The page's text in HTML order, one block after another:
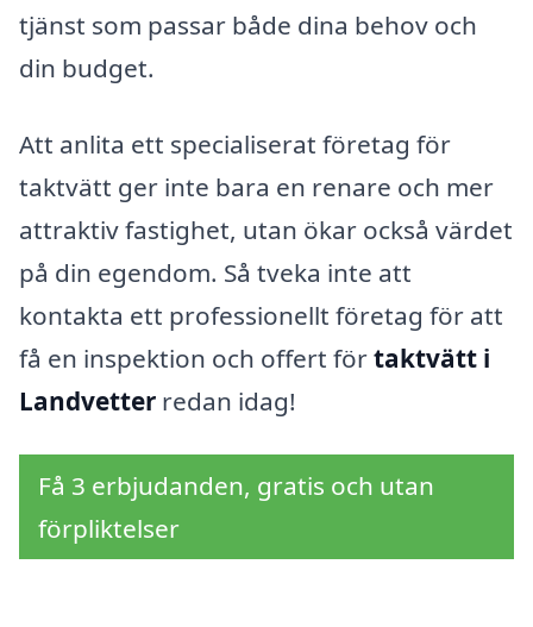
tjänst som passar både dina behov och
din budget.
Att anlita ett specialiserat företag för
taktvätt ger inte bara en renare och mer
attraktiv fastighet, utan ökar också värdet
på din egendom. Så tveka inte att
kontakta ett professionellt företag för att
få en inspektion och offert förtaktvätt i
Landvetter redan idag!
Få 3 erbjudanden, gratis och utan
förpliktelser